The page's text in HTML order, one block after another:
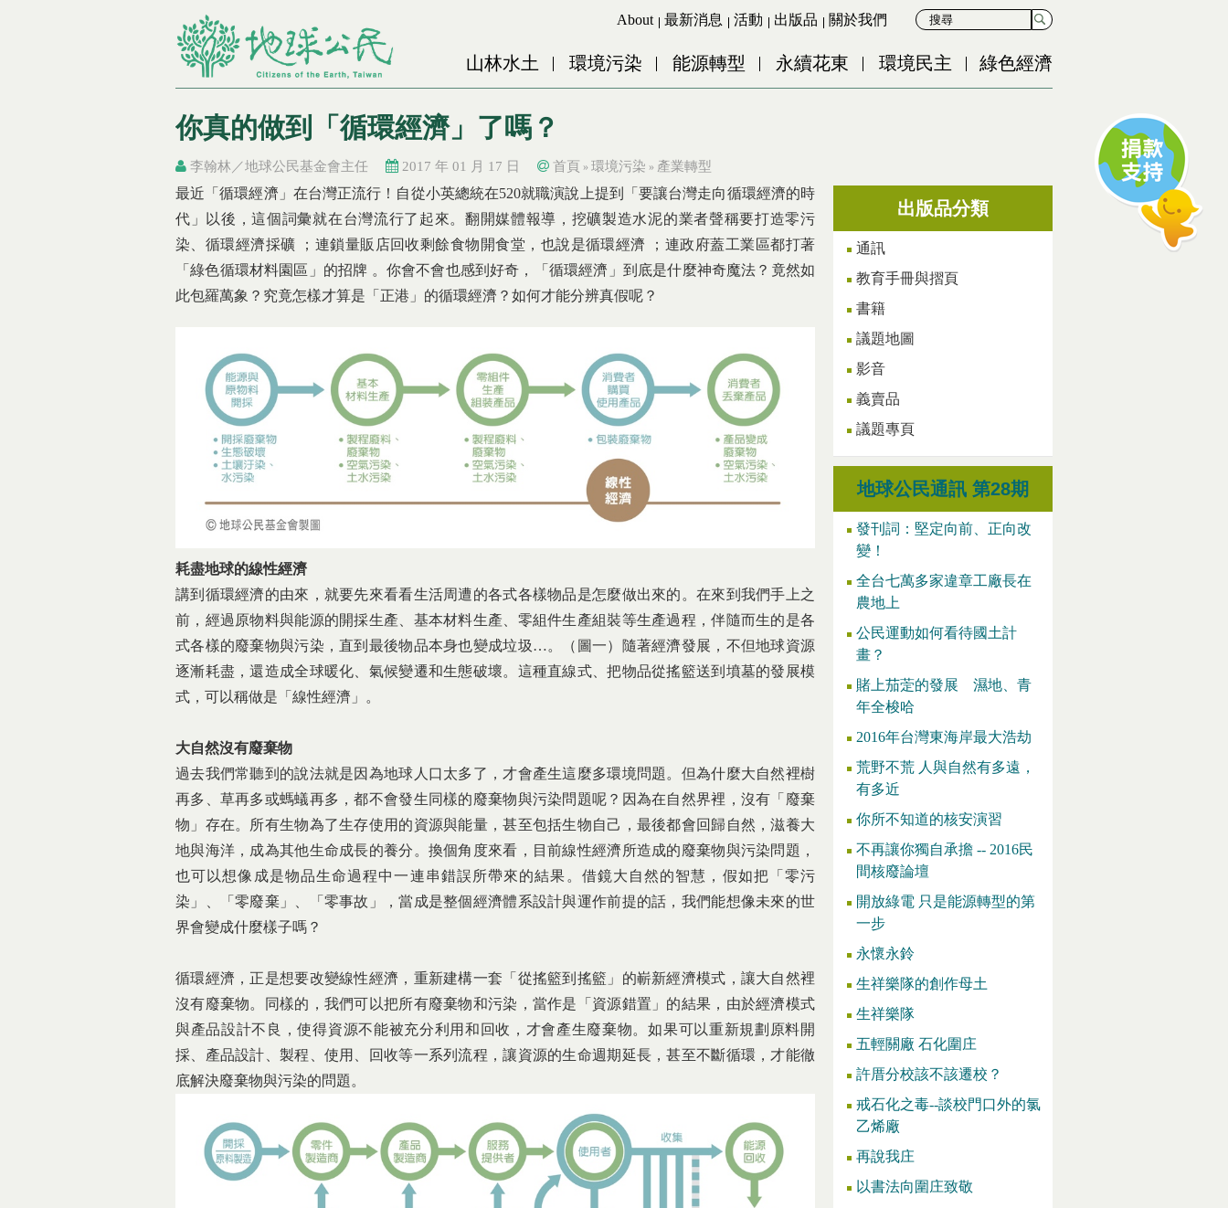
Jump to Navigation
Jump to Main content
About 最新消息 活動 出版品 關於我們
山林水土 環境污染 能源轉型 永續花東 環境民主 綠色經濟
你真的做到「循環經濟」了嗎？
李翰林／地球公民基金會主任 2017 年 01 月 17 日
You are here
首頁 » 環境污染 » 產業轉型
You are here
最近「循環經濟」在台灣正流行！自從小英總統在520就職演說上提到「要讓台灣走向循環經濟的時
代」以後，這個詞彙就在台灣流行了起來。翻開媒體報導，挖礦製造水泥的業者聲稱要打造零污
染、循環經濟採礦 ；連鎖量販店回收剩餘食物開食堂，也說是循環經濟 ；連政府蓋工業區都打著
「綠色循環材料園區」的招牌 。你會不會也感到好奇，「循環經濟」到底是什麼神奇魔法？竟然如
此包羅萬象？究竟怎樣才算是「正港」的循環經濟？如何才能分辨真假呢？
耗盡地球的線性經濟
講到循環經濟的由來，就要先來看看生活周遭的各式各樣物品是怎麼做出來的。在來到我們手上之
前，經過原物料與能源的開採生產、基本材料生產、零組件生產組裝等生產過程，伴隨而生的是各
式各樣的廢棄物與污染，直到最後物品本身也變成垃圾…。（圖一）隨著經濟發展，不但地球資源
逐漸耗盡，還造成全球暖化、氣候變遷和生態破壞。這種直線式、把物品從搖籃送到墳墓的發展模
式，可以稱做是「線性經濟」。
大自然沒有廢棄物
過去我們常聽到的說法就是因為地球人口太多了，才會產生這麼多環境問題。但為什麼大自然裡樹
再多、草再多或螞蟻再多，都不會發生同樣的廢棄物與污染問題呢？因為在自然界裡，沒有「廢棄
物」存在。所有生物為了生存使用的資源與能量，甚至包括生物自己，最後都會回歸自然，滋養大
地與海洋，成為其他生命成長的養分。換個角度來看，目前線性經濟所造成的廢棄物與污染問題，
也可以想像成是物品生命過程中一連串錯誤所帶來的結果。借鏡大自然的智慧，假如把「零污
染」、「零廢棄」、「零事故」，當成是整個經濟體系設計與運作前提的話，我們能想像未來的世
界會變成什麼樣子嗎？
循環經濟，正是想要改變線性經濟，重新建構一套「從搖籃到搖籃」的嶄新經濟模式，讓大自然裡
沒有廢棄物。同樣的，我們可以把所有廢棄物和污染，當作是「資源錯置」的結果，由於經濟模式
與產品設計不良，使得資源不能被充分利用和回收，才會產生廢棄物。如果可以重新規劃原料開
採、產品設計、製程、使用、回收等一系列流程，讓資源的生命週期延長，甚至不斷循環，才能徹
底解決廢棄物與污染的問題。
出版品分類
通訊
教育手冊與摺頁
書籍
議題地圖
影音
義賣品
議題專頁
地球公民通訊 第28期
發刊詞：堅定向前、正向改
變！
全台七萬多家違章工廠長在
農地上
公民運動如何看待國土計
畫？
賭上茄萣的發展 濕地、青
年全梭哈
2016年台灣東海岸最大浩劫
荒野不荒 人與自然有多遠，
有多近
你所不知道的核安演習
不再讓你獨自承擔 -- 2016民
間核廢論壇
開放綠電 只是能源轉型的第
一步
永懷永鈴
生祥樂隊的創作母土
生祥樂隊
五輕關廠 石化圍庄
許厝分校該不該遷校？
戒石化之毒--談校門口外的氯
乙烯廠
再說我庄
以書法向圍庄致敬